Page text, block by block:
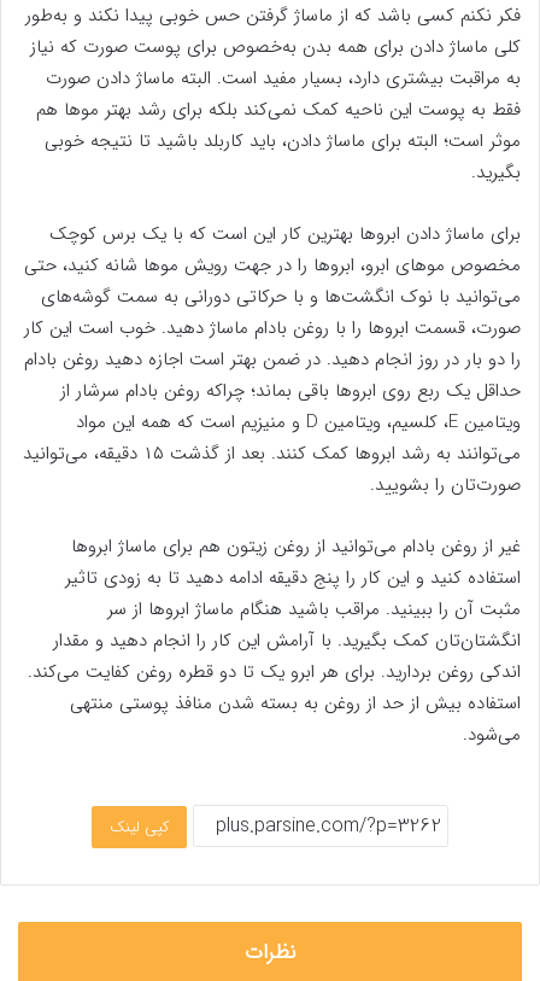
فکر نکنم کسی باشد که از ماساژ گرفتن حس خوبی پیدا نکند و به‌طور
کلی ماساژ دادن برای همه بدن به‌خصوص برای پوست صورت که نیاز
به مراقبت بیشتری دارد، بسیار مفید است. البته ماساژ دادن صورت
فقط به پوست این ناحیه کمک نمی‌کند بلکه برای رشد بهتر مو‌ها هم
موثر است؛ البته برای ماساژ دادن، باید کاربلد باشید تا نتیجه خوبی
بگیرید.
برای ماساژ دادن ابرو‌ها بهترین کار این است که با یک برس کوچک
مخصوص مو‌های ابرو، ابرو‌ها را در جهت رویش مو‌ها شانه کنید، حتی
می‌توانید با نوک انگشت‌ها و با حرکاتی دورانی به سمت گوشه‌های
صورت، قسمت ابرو‌ها را با روغن بادام ماساژ دهید. خوب است این کار
را دو بار در روز انجام دهید. در ضمن بهتر است اجازه دهید روغن بادام
حداقل یک ربع روی ابرو‌ها باقی بماند؛ چراکه روغن بادام سرشار از
ویتامین E، کلسیم، ویتامین D و منیزیم است که همه این مواد
می‌توانند به رشد ابرو‌ها کمک کنند. بعد از گذشت ۱۵ دقیقه، می‌توانید
صورت‌تان را بشویید.
غیر از روغن بادام می‌توانید از روغن زیتون هم برای ماساژ ابرو‌ها
استفاده کنید و این کار را پنج دقیقه ادامه دهید تا به زودی تاثیر
مثبت آن را ببینید. مراقب باشید هنگام ماساژ ابرو‌ها از سر
انگشتان‌تان کمک بگیرید. با آرامش این کار را انجام دهید و مقدار
اندکی روغن بردارید. برای هر ابرو یک تا دو قطره روغن کفایت می‌کند.
استفاده بیش از حد از روغن به بسته شدن منافذ پوستی منتهی
می‌شود.
کپی لینک
نظرات